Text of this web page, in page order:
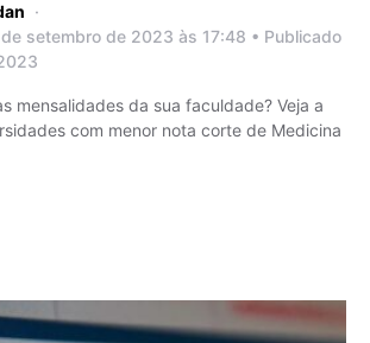
setembro de 2023 às 17:48 • Publicado
mensalidades da sua faculdade? Veja a
com menor nota corte de Medicina